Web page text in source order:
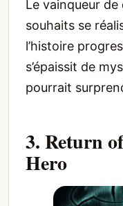
Le vainqueur de
souhaits se
l’histoire
s’épaissit de
pourrait
3. Return
Hero